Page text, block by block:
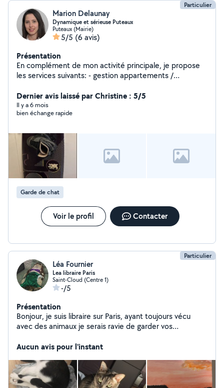
Particulier
Marion Delaunay
Dynamique et sérieuse Puteaux
Puteaux (Mairie)
5/5 (6 avis)
Présentation
En complément de mon activité principale, je propose
les services suivants: - gestion appartements /
des propriétaires seulement) - cours d'informatique
tous niveaux - consultante en financement / coaching en
gestion budgétaire
Dernier avis laissé par Christine : 5/5
Il y a 6 mois
bien échange rapide
Garde de chat
Voir le profil Contacter
Particulier
Léa Fournier
Lea libraire Paris
Saint-Cloud (Centre 1)
-/5
Présentation
Bonjour, je suis libraire sur Paris, ayant toujours vécu
avec des animaux je serais ravie de garder vos
cours de soutien!
Aucun avis pour l'instant